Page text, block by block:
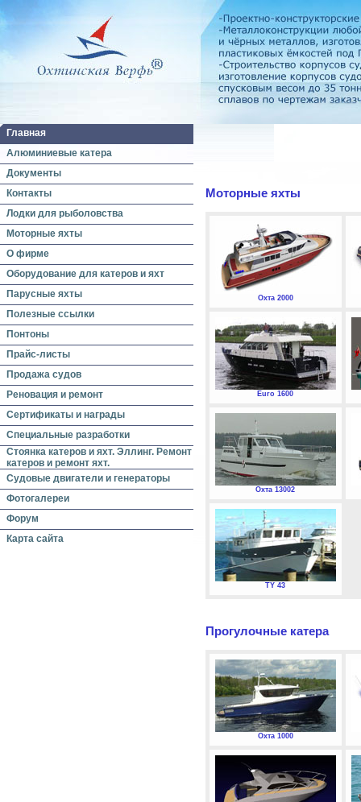
Главная
Алюминиевые катера
Документы
Контакты
Лодки для рыболовства
Моторные яхты
О фирме
Оборудование для катеров и яхт
Парусные яхты
Полезные ссылки
Понтоны
Прайс-листы
Продажа судов
Реновация и ремонт
Сертификаты и награды
Специальные разработки
Стоянка катеров и яхт. Эллинг. Ремонт
катеров и ремонт яхт.
Судовые двигатели и генераторы
Фотогалереи
Форум
Карта сайта
Моторные яхты
Охта 2000
Euro 1600
Охта 13002
TY 43
Прогулочные катера
Охта 1000